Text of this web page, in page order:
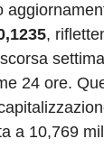
,
24 ore.
a 10,769